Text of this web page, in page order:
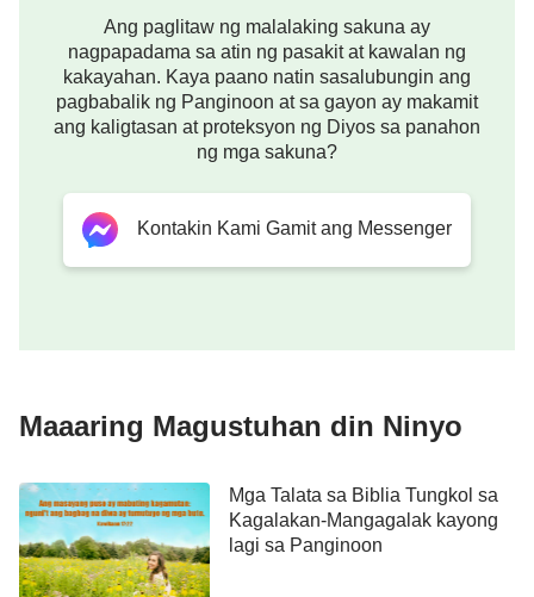
Ang paglitaw ng malalaking sakuna ay
nagpapadama sa atin ng pasakit at kawalan ng
kakayahan. Kaya paano natin sasalubungin ang
pagbabalik ng Panginoon at sa gayon ay makamit
ang kaligtasan at proteksyon ng Diyos sa panahon
ng mga sakuna?
Kontakin Kami Gamit ang Messenger
Maaaring Magustuhan din Ninyo
Mga Talata sa Biblia Tungkol sa
Kagalakan-Mangagalak kayong
lagi sa Panginoon